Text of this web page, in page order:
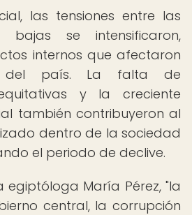
las tensiones entre las
se intensificaron,
internos que afectaron
del país. La falta de
y la creciente
también contribuyeron al
dentro de la sociedad
el periodo de declive.
María Pérez, "la
central, la corrupción